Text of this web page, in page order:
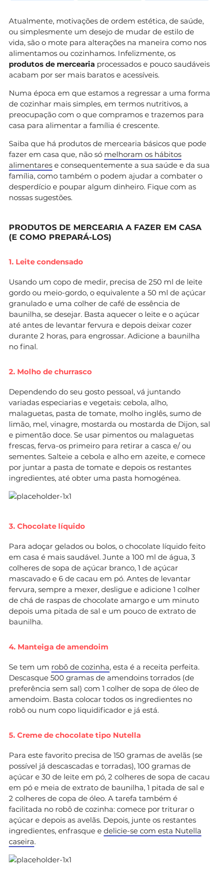
Atualmente, motivações de ordem estética, de saúde,
ou simplesmente um desejo de mudar de estilo de
vida, são o mote para alterações na maneira como nos
alimentamos ou cozinhamos. Infelizmente, os
produtos de mercearia processados e pouco saudáveis
acabam por ser mais baratos e acessíveis.
Numa época em que estamos a regressar a uma forma
de cozinhar mais simples, em termos nutritivos, a
preocupação com o que compramos e trazemos para
casa para alimentar a família é crescente.
Saiba que há produtos de mercearia básicos que pode
fazer em casa que, não só melhoram os hábitos
alimentares e consequentemente a sua saúde e da sua
família, como também o podem ajudar a combater o
desperdício e poupar algum dinheiro. Fique com as
nossas sugestões.
PRODUTOS DE MERCEARIA A FAZER EM CASA
(E COMO PREPARÁ-LOS)
1. Leite condensado
Usando um copo de medir, precisa de 250 ml de leite
gordo ou meio-gordo, o equivalente a 50 ml de açúcar
granulado e uma colher de café de essência de
baunilha, se desejar. Basta aquecer o leite e o açúcar
até antes de levantar fervura e depois deixar cozer
durante 2 horas, para engrossar. Adicione a baunilha
no final.
2. Molho de churrasco
Dependendo do seu gosto pessoal, vá juntando
variadas especiarias e vegetais: cebola, alho,
malaguetas, pasta de tomate, molho inglês, sumo de
limão, mel, vinagre, mostarda ou mostarda de Dijon, sal
e pimentão doce. Se usar pimentos ou malaguetas
frescas, ferva-os primeiro para retirar a casca e/ ou
sementes. Salteie a cebola e alho em azeite, e comece
por juntar a pasta de tomate e depois os restantes
ingredientes, até obter uma pasta homogénea.
3. Chocolate líquido
Para adoçar gelados ou bolos, o chocolate líquido feito
em casa é mais saudável. Junte a 100 ml de água, 3
colheres de sopa de açúcar branco, 1 de açúcar
mascavado e 6 de cacau em pó. Antes de levantar
fervura, sempre a mexer, desligue e adicione 1 colher
de chá de raspas de chocolate amargo e um minuto
depois uma pitada de sal e um pouco de extrato de
baunilha.
4. Manteiga de amendoim
Se tem um robô de cozinha, esta é a receita perfeita.
Descasque 500 gramas de amendoins torrados (de
preferência sem sal) com 1 colher de sopa de óleo de
amendoim. Basta colocar todos os ingredientes no
robô ou num copo liquidificador e já está.
5. Creme de chocolate tipo Nutella
Para este favorito precisa de 150 gramas de avelãs (se
possível já descascadas e torradas), 100 gramas de
açúcar e 30 de leite em pó, 2 colheres de sopa de cacau
em pó e meia de extrato de baunilha, 1 pitada de sal e
2 colheres de copa de óleo. A tarefa também é
facilitada no robô de cozinha: comece por triturar o
açúcar e depois as avelãs. Depois, junte os restantes
ingredientes, enfrasque e delicie-se com esta Nutella
caseira.